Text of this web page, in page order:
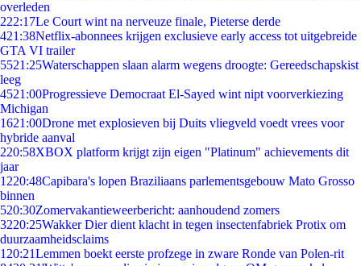
overleden
222:17Le Court wint na nerveuze finale, Pieterse derde
421:38Netflix-abonnees krijgen exclusieve early access tot uitgebreide
GTA VI trailer
5521:25Waterschappen slaan alarm wegens droogte: Gereedschapskist
leeg
4521:00Progressieve Democraat El-Sayed wint nipt voorverkiezing
Michigan
1621:00Drone met explosieven bij Duits vliegveld voedt vrees voor
hybride aanval
220:58XBOX platform krijgt zijn eigen "Platinum" achievements dit
jaar
1220:48Capibara's lopen Braziliaans parlementsgebouw Mato Grosso
binnen
520:30Zomervakantieweerbericht: aanhoudend zomers
3220:25Wakker Dier dient klacht in tegen insectenfabriek Protix om
duurzaamheidsclaims
1 20:21Lemmen boekt eerste profzege in zware Ronde van Polen-rit